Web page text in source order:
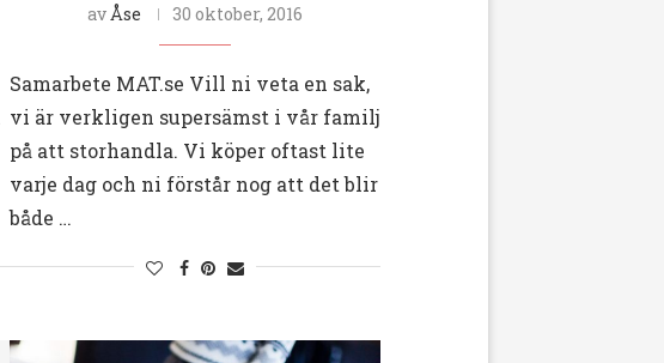
avÅse 30 oktober, 2016
Samarbete MAT.se Vill ni veta en sak,
vi är verkligen supersämst i vår familj
på att storhandla. Vi köper oftast lite
varje dag och ni förstår nog att det blir
både …